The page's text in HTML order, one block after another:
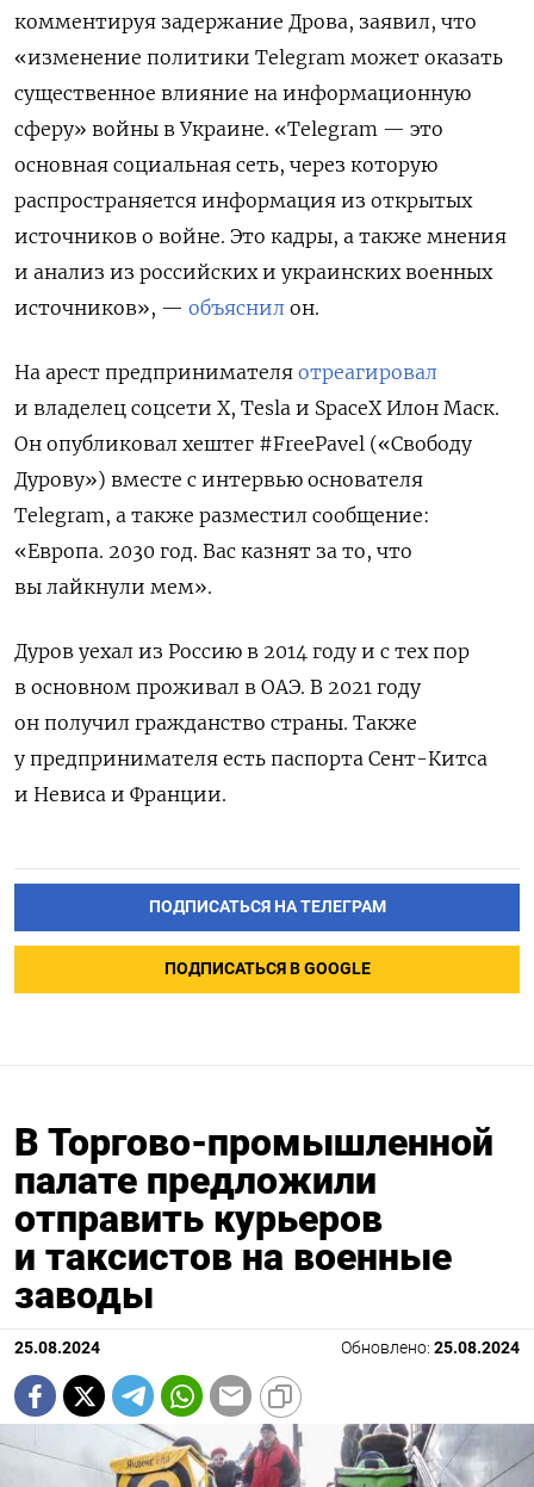
комментируя задержание Дрова, заявил, что
«изменение политики Telegram может оказать
существенное влияние на информационную
сферу» войны в Украине. «Telegram — это
основная социальная сеть, через которую
распространяется информация из открытых
источников о войне. Это кадры, а также мнения
и анализ из российских и украинских военных
источников», — объяснил он.
На арест предпринимателя отреагировал
и владелец соцсети X, Tesla и SpaceX Илон Маск.
Он опубликовал хештег #FreePavel («Свободу
Дурову») вместе с интервью основателя
Telegram, а также разместил сообщение:
«Европа. 2030 год. Вас казнят за то, что
вы лайкнули мем».
Дуров уехал из Россию в 2014 году и с тех пор
в основном проживал в ОАЭ. В 2021 году
он получил гражданство страны. Также
у предпринимателя есть паспорта Сент-Китса
и Невиса и Франции.
ПОДПИСАТЬСЯ НА ТЕЛЕГРАМ
ПОДПИСАТЬСЯ В GOOGLE
В Торгово-промышленной
палате предложили
отправить курьеров
и таксистов на военные
заводы
25.08.2024 Обновлено: 25.08.2024